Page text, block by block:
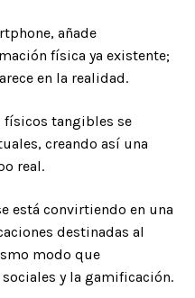
añade
física ya existente;
en la realidad.
físicos tangibles se
creando así una
real.
está convirtiendo en una
destinadas al
modo que
y la gamificación.